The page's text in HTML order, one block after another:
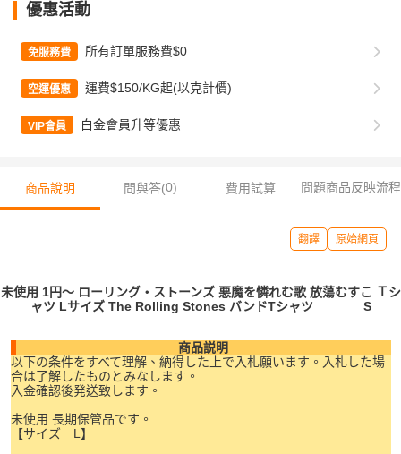
優惠活動
免服務費 所有訂單服務費$0
空運優惠 運費$150/KG起(以克計價)
VIP會員 白金會員升等優惠
商品說明 問與答(0) 費用試算 問題商品反映流程
翻譯 原始網頁
未使用 1円～ ローリング・ストーンズ 悪魔を憐れむ歌 放蕩むすこ Ｔシ
ャツ Lサイズ The Rolling Stones バンドTシャツ S
商品説明
以下の条件をすべて理解、納得した上で入札願います。入札した場
合は了解したものとみなします。
入金確認後発送致します。
未使用 長期保管品です。
【サイズ L】